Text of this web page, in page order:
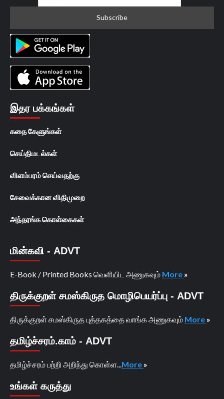
இதர பக்கங்கள்
கதை கேளுங்கள்
செய்திமடல்கள்
விளம்பரம் செய்வதற்கு
சேவைக்கான விதிமுறை
அந்தரங்க கொள்கைகள்
மின்கவி - ADVT
E-Book / Printed Books வெளியிட அணுகவும் More »
திருக்குறள் சமஸ்கிருத மொழிபெயர்ப்பு - ADVT
திருக்குறள் சமஸ்கிருத புத்தகத்தை வாங்க அணுகவும் More »
தமிழ்ச்சரம்.காம் - ADVT
தமிழ்ச்சரம் பற்றி அறிந்து கொள்ள... More »
உங்கள் கருத்து